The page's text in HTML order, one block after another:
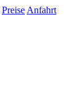
Preise Anfahrt